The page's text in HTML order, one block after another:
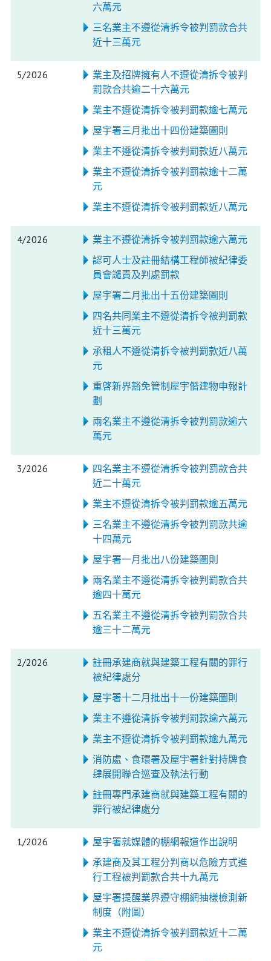
六萬元
三名業主不遵從清拆令被判罰款合共
近十三萬元
5/2026
業主及招牌擁有人不遵從清拆令被判
罰款合共逾二十六萬元
業主不遵從清拆令被判罰款逾七萬元
屋宇署三月批出十四份建築圖則
業主不遵從清拆令被判罰款近八萬元
業主不遵從清拆令被判罰款逾十二萬
元
業主不遵從清拆令被判罰款近八萬元
4/2026
業主不遵從清拆令被判罰款逾六萬元
認可人士及註冊結構工程師被紀律委
員會譴責及判處罰款
屋宇署二月批出十五份建築圖則
四名共同業主不遵從清拆令被判罰款
近十三萬元
承租人不遵從清拆令被判罰款近八萬
元
重啓新界豁免管制屋宇僭建物申報計
劃
兩名業主不遵從清拆令被判罰款逾六
萬元
3/2026
四名業主不遵從清拆令被判罰款合共
近二十萬元
業主不遵從清拆令被判罰款逾五萬元
三名業主不遵從清拆令被判罰款共逾
十四萬元
屋宇署一月批出八份建築圖則
兩名業主不遵從清拆令被判罰款合共
逾四十萬元
五名業主不遵從清拆令被判罰款合共
逾三十二萬元
2/2026
註冊承建商就與建築工程有關的罪行
被紀律處分
屋宇署十二月批出十一份建築圖則
業主不遵從清拆令被判罰款逾六萬元
業主不遵從清拆令被判罰款逾九萬元
消防處、食環署及屋宇署針對持牌食
肆展開聯合巡查及執法行動
註冊專門承建商就與建築工程有關的
罪行被紀律處分
1/2026
屋宇署就媒體的棚網報道作出說明
承建商及其工程分判商以危險方式進
行工程被判罰款合共十九萬元
屋宇署提醒業界遵守棚網抽樣檢測新
制度（附圖）
業主不遵從清拆令被判罰款近十二萬
元